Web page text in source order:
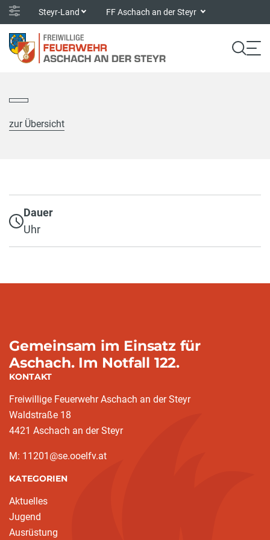
Steyr-Land FF Aschach an der Steyr
zur Übersicht
Dauer
Uhr
Gemeinsam im Einsatz für
Aschach. Im Notfall 122.
KONTAKT
Freiwillige Feuerwehr Aschach an der Steyr
Waldstraße 18
4421 Aschach an der Steyr
M: 11201@se.ooelfv.at
KATEGORIEN
Aktuelles
Jugend
Ausrüstung